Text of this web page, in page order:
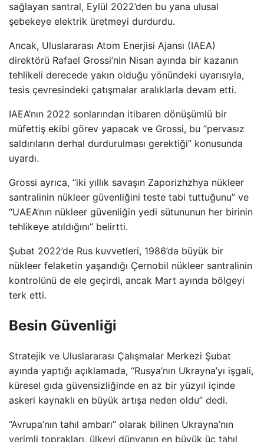
sağlayan santral, Eylül 2022’den bu yana ulusal
şebekeye elektrik üretmeyi durdurdu.
Ancak, Uluslararası Atom Enerjisi Ajansı (IAEA)
direktörü Rafael Grossi’nin Nisan ayında bir kazanın
tehlikeli derecede yakın olduğu yönündeki uyarısıyla,
tesis çevresindeki çatışmalar aralıklarla devam etti.
IAEA’nın 2022 sonlarından itibaren dönüşümlü bir
müfettiş ekibi görev yapacak ve Grossi, bu “pervasız
saldırıların derhal durdurulması gerektiği” konusunda
uyardı.
Grossi ayrıca, “iki yıllık savaşın Zaporizhzhya nükleer
santralinin nükleer güvenliğini teste tabi tuttuğunu” ve
“UAEA’nın nükleer güvenliğin yedi sütununun her birinin
tehlikeye atıldığını” belirtti.
Şubat 2022’de Rus kuvvetleri, 1986’da büyük bir
nükleer felaketin yaşandığı Çernobil nükleer santralinin
kontrolünü de ele geçirdi, ancak Mart ayında bölgeyi
terk etti.
Besin Güvenliği
Stratejik ve Uluslararası Çalışmalar Merkezi Şubat
ayında yaptığı açıklamada, “Rusya’nın Ukrayna’yı işgali,
küresel gıda güvensizliğinde en az bir yüzyıl içinde
askeri kaynaklı en büyük artışa neden oldu” dedi.
“Avrupa’nın tahıl ambarı” olarak bilinen Ukrayna’nın
verimli toprakları, ülkeyi dünyanın en büyük üç tahıl